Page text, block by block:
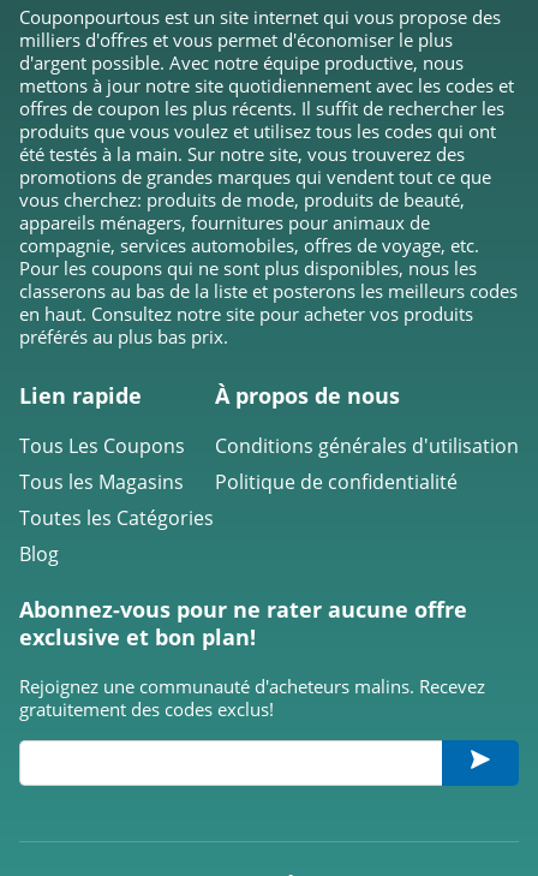
Couponpourtous est un site internet qui vous propose des
milliers d'offres et vous permet d'économiser le plus
d'argent possible. Avec notre équipe productive, nous
mettons à jour notre site quotidiennement avec les codes et
offres de coupon les plus récents. Il suffit de rechercher les
produits que vous voulez et utilisez tous les codes qui ont
été testés à la main. Sur notre site, vous trouverez des
promotions de grandes marques qui vendent tout ce que
vous cherchez: produits de mode, produits de beauté,
appareils ménagers, fournitures pour animaux de
compagnie, services automobiles, offres de voyage, etc.
Pour les coupons qui ne sont plus disponibles, nous les
classerons au bas de la liste et posterons les meilleurs codes
en haut. Consultez notre site pour acheter vos produits
préférés au plus bas prix.
Lien rapide
Tous Les Coupons
Tous les Magasins
Toutes les Catégories
Blog
À propos de nous
Conditions générales d'utilisation
Politique de confidentialité
Abonnez-vous pour ne rater aucune offre
exclusive et bon plan!
Rejoignez une communauté d'acheteurs malins. Recevez
gratuitement des codes exclus!